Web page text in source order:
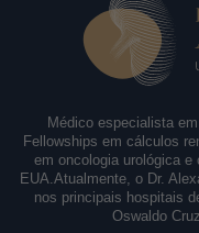
Médico especialista
Fellowships em cálculos
em oncologia urológica
EUA.Atualmente, o Dr.
nos principais hospitais
Oswaldo